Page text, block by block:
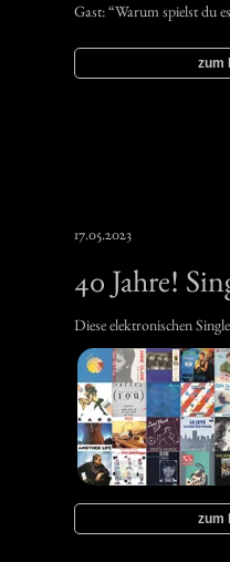
‍Gast: “Warum spielst du
zum
17.05.2023
40 Jahre!
Diese elektronischen
zum